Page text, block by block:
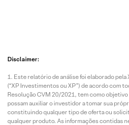
Disclaimer:
Este relatório de análise foi elaborado
(“XP Investimentos ou XP”) de acordo com
Resolução CVM 20/2021, tem como
possam auxiliar o investidor a tomar sua
constituindo qualquer tipo de oferta ou
qualquer produto. As informações contidas